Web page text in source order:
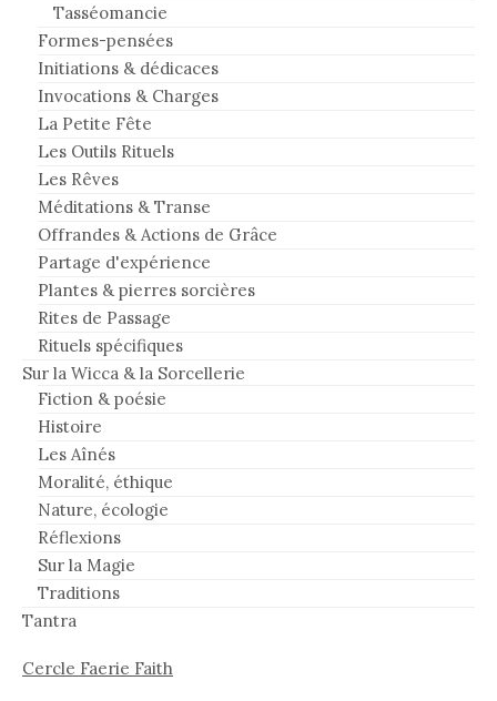
Tasséomancie
Formes-pensées
Initiations & dédicaces
Invocations & Charges
La Petite Fête
Les Outils Rituels
Les Rêves
Méditations & Transe
Offrandes & Actions de Grâce
Partage d'expérience
Plantes & pierres sorcières
Rites de Passage
Rituels spécifiques
Sur la Wicca & la Sorcellerie
Fiction & poésie
Histoire
Les Aînés
Moralité, éthique
Nature, écologie
Réflexions
Sur la Magie
Traditions
Tantra
Cercle Faerie Faith